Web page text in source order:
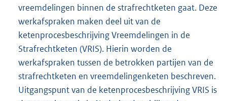
vreemdelingen binnen de strafrechtketen gaat. Deze
werkafspraken maken deel uit van de
ketenprocesbeschrijving Vreemdelingen in de
Strafrechtketen (VRIS). Hierin worden de
werkafspraken tussen de betrokken partijen van de
strafrechtketen en vreemdelingenketen beschreven.
Uitgangspunt van de ketenprocesbeschrijving VRIS is